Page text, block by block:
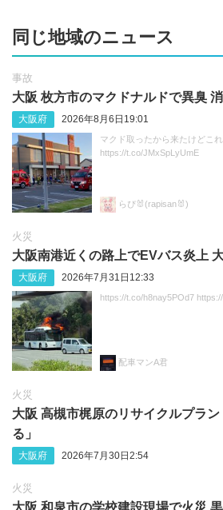
同じ地域のニュース
事故
大阪 枚方市のマクドナルドで異臭
大阪府 2026年8月6日19:01
マクド取ったから来たけどこ
https://t.co/JMxSpLyUmE
らぴ🐰(rapisan🐰)
火災
大阪南港近くの路上でEVバス炎上
大阪府 2026年7月31日12:33
https://t.co/h8nay5POd7
配車マンA君
火災
大阪 高槻市梶原のリサイクルプラン
る」
大阪府 2026年7月30日2:54
火災
大阪 和泉市の学校建設現場で火災